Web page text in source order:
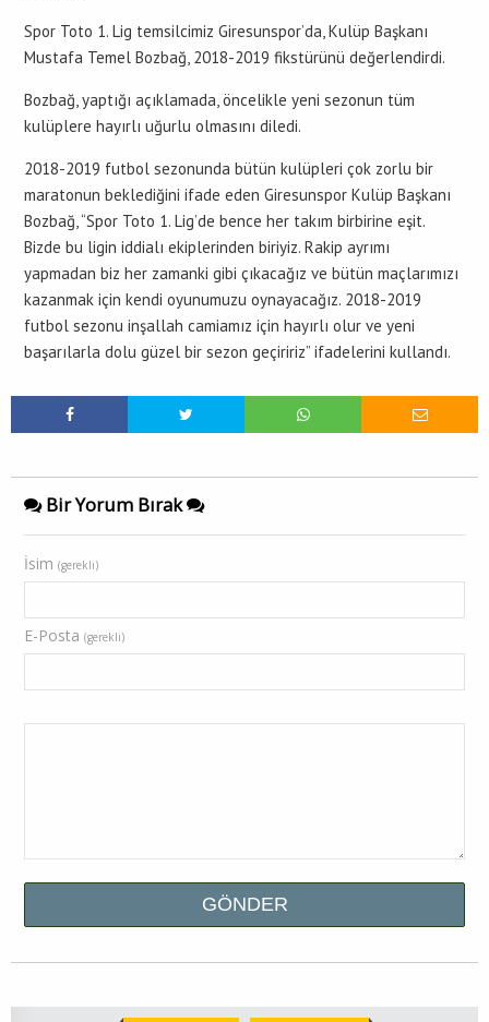
Spor Toto 1. Lig temsilcimiz Giresunspor’da, Kulüp Başkanı
Mustafa Temel Bozbağ, 2018-2019 fikstürünü değerlendirdi.
Bozbağ, yaptığı açıklamada, öncelikle yeni sezonun tüm
kulüplere hayırlı uğurlu olmasını diledi.
2018-2019 futbol sezonunda bütün kulüpleri çok zorlu bir
maratonun beklediğini ifade eden Giresunspor Kulüp Başkanı
Bozbağ, “Spor Toto 1. Lig’de bence her takım birbirine eşit.
Bizde bu ligin iddialı ekiplerinden biriyiz. Rakip ayrımı
yapmadan biz her zamanki gibi çıkacağız ve bütün maçlarımızı
kazanmak için kendi oyunumuzu oynayacağız. 2018-2019
futbol sezonu inşallah camiamız için hayırlı olur ve yeni
başarılarla dolu güzel bir sezon geçiririz” ifadelerini kullandı.
Bir Yorum Bırak
İsim (gerekli)
E-Posta (gerekli)